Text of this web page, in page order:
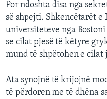
Por ndoshta disa nga
së shpejti. Shkencëtarët e
universiteteve nga
se cilat pjesë të këtyre
mund të shpëtohen e cilat
Ata synojnë të krijojnë
të përdoren me të dhëna